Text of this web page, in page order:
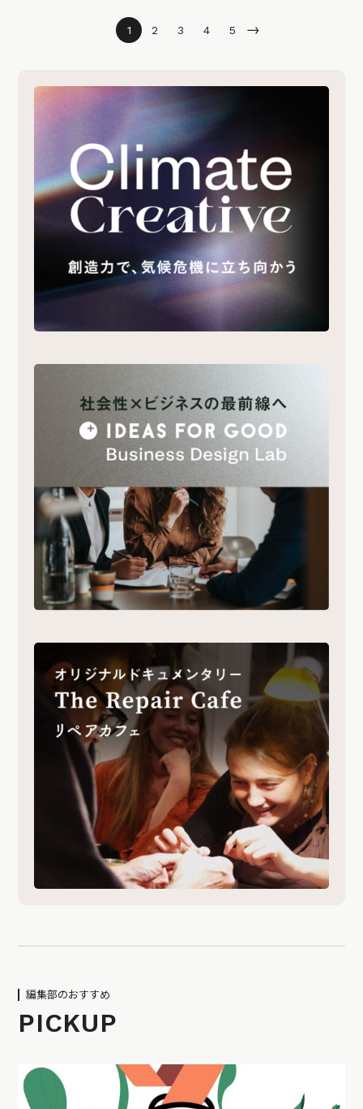
1 2 3 4 5 →
編集部のおすすめ
PICKUP